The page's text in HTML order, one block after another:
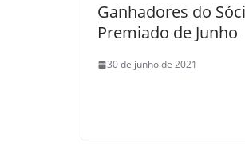
Ganhadores do
Premiado de Junho
30 de junho de 2021